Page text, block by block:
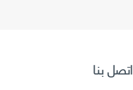
اتصل بنا